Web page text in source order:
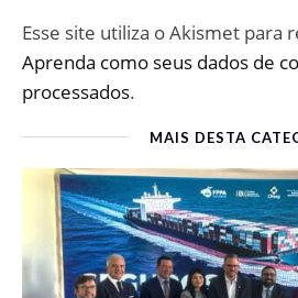
Esse site utiliza o Akismet para
Aprenda como seus dados de
processados.
MAIS DESTA